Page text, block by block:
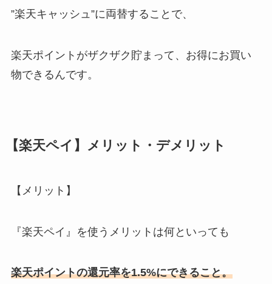
”楽天キャッシュ”に両替することで、
楽天ポイントがザクザク貯まって、お得にお買い
物できるんです。
【楽天ペイ】メリット・デメリット
【メリット】
『楽天ペイ』を使うメリットは何といっても
楽天ポイントの還元率を1.5%にできること。